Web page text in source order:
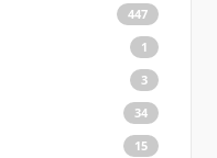
447
1
3
34
15